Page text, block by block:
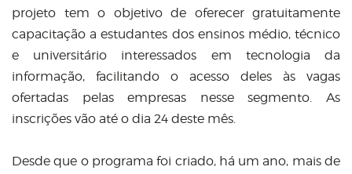
projeto tem o objetivo de oferecer gratuitamente
capacitação a estudantes dos ensinos médio, técnico
e universitário interessados em tecnologia da
informação, facilitando o acesso deles às vagas
ofertadas pelas empresas nesse segmento. As
inscrições vão até o dia 24 deste mês.
Desde que o programa foi criado, há um ano, mais de